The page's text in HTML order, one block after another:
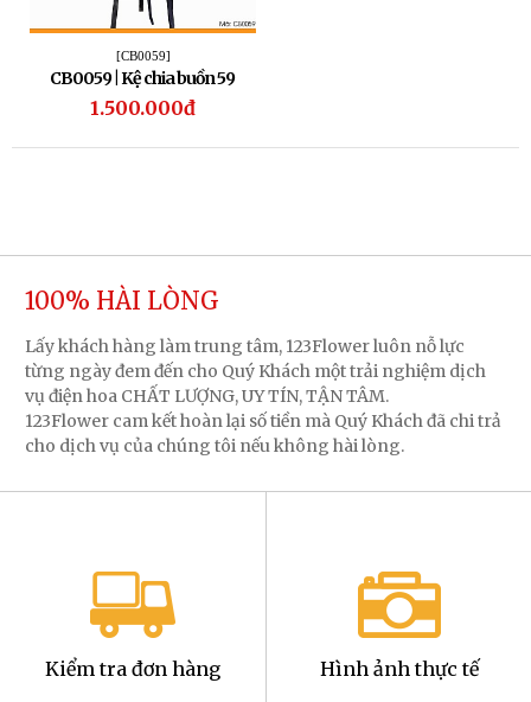
[CB0059]
CB0059 | Kệ chia buồn 59
1.500.000đ
100% HÀI LÒNG
Lấy khách hàng làm trung tâm, 123Flower luôn nỗ lực
từng ngày đem đến cho Quý Khách một trải nghiệm dịch
vụ điện hoa CHẤT LƯỢNG, UY TÍN, TẬN TÂM.
123Flower cam kết hoàn lại số tiền mà Quý Khách đã chi trả
cho dịch vụ của chúng tôi nếu không hài lòng.
Kiểm tra đơn hàng Hình ảnh thực tế